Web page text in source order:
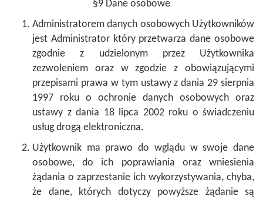
§9 Dane osobowe
Administratorem danych osobowych Użytkowników
jest Administrator który przetwarza dane osobowe
zgodnie z udzielonym przez Użytkownika
zezwoleniem oraz w zgodzie z obowiązującymi
przepisami prawa w tym ustawy z dania 29 sierpnia
1997 roku o ochronie danych osobowych oraz
ustawy z dania 18 lipca 2002 roku o świadczeniu
usług drogą elektroniczna.
Użytkownik ma prawo do wglądu w swoje dane
osobowe, do ich poprawiania oraz wniesienia
żądania o zaprzestanie ich wykorzystywania, chyba,
że dane, których dotyczy powyższe żądanie są